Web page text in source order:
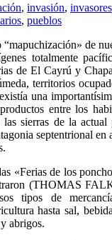
, invasión, invasores
, pueblos
de
totalmente
de El Cayrú y
territorios
una
entre los
las sierras de la
septentrional en
«Ferias de los
(THOMAS
tipos de
hasta sal,
abrigos.